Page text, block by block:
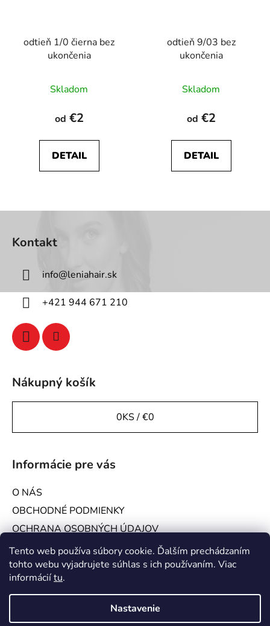
Tento web používa súbory cookie. Ďalším prechádzaním
tohto webu vyjadrujete súhlas s ich používaním. Viac
informáciítu.
Nastavenie
odtieň 1/0 čierna bez
ukončenia
Skladom
od €2
DETAIL
odtieň 9/03 bez
ukončenia
Skladom
od €2
DETAIL
i
Kontakt
info@leniahair.sk
+421 944 671 210
Nákupný košík
0KS /€0
Informácie pre vás
O NÁS
OBCHODNÉ PODMIENKY
OCHRANA OSOBNÝCH ÚDAJOV
KONTAKTY
GALÉRIA
Platby a doprava